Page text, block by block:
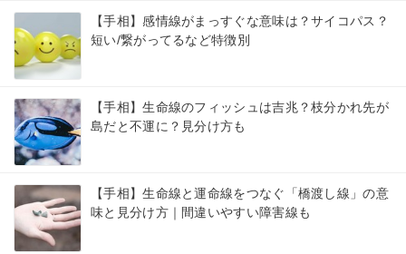
【手相】感情線がまっすぐな意味は？サイコパス？
短い/繋がってるなど特徴別
【手相】生命線のフィッシュは吉兆？枝分かれ先が
島だと不運に？見分け方も
【手相】生命線と運命線をつなぐ「橋渡し線」の意
味と見分け方｜間違いやすい障害線も